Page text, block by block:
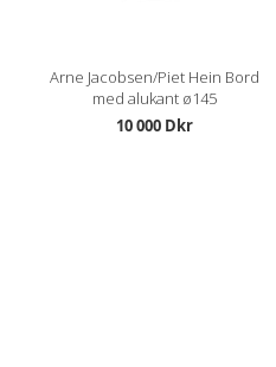
Arne Jacobsen/Piet Hein Bord
med alukant ø145
10 000 Dkr